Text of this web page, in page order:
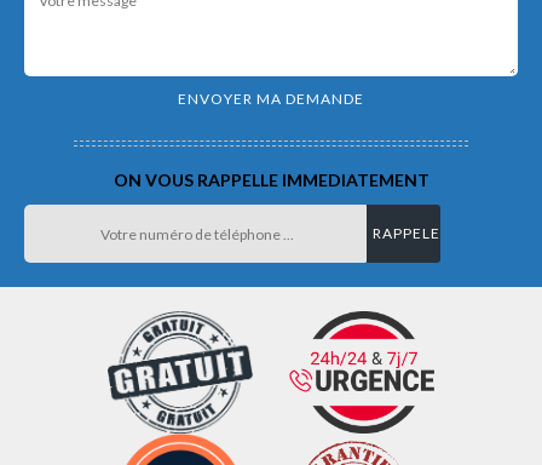
ON VOUS RAPPELLE IMMEDIATEMENT